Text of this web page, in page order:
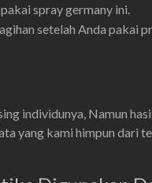
spray germany ini.
setelah Anda pakai
individunya, Namun
yang kami himpun dari